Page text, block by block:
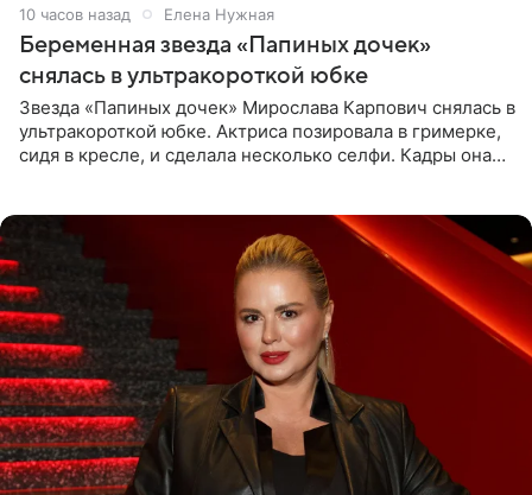
10 часов назад Елена Нужная
Беременная звезда «Папиных дочек»
снялась в ультракороткой юбке
Звезда «Папиных дочек» Мирослава Карпович снялась в
ультракороткой юбке. Актриса позировала в гримерке,
сидя в кресле, и сделала несколько селфи. Кадры она